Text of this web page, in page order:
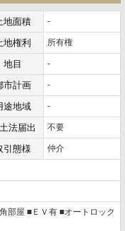
地面積 -
地権利 所有権
地目 -
市計画 -
途地域 -
法届出 不要
引態様 仲介
部屋 ■ＥＶ有 ■オートロック